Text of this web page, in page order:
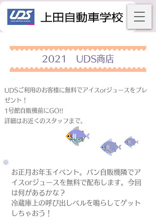
2021 UDS商店
UDSご利用のお客様に無料でアイスorジュースをプレ
ゼント！
1号館自販機前にGO!!
詳細はお近くのスタッフまで。
お正月お年玉イベント。パン自販機隣でア
イスorジュースを無料で配布します。今回
は何があるかな？
冷蔵庫上の呼び出しベルを鳴らしてゲット
しちゃおう！